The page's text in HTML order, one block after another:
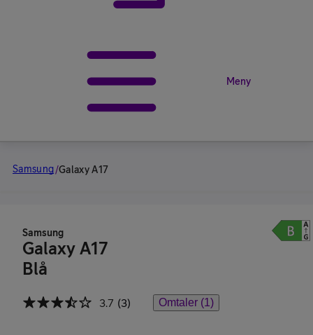
Meny
Samsung/Galaxy A17
Samsung
Galaxy A17
Blå
3.7 (3) Omtaler (1)